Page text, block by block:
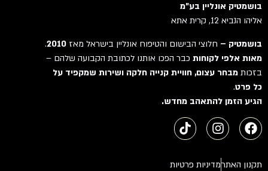
בושמטיק אונליין בע"מ
אליהו הנביא 12, קרית אתא
בושמטיק –חלוצי הבישום והטיפוח אונליין בישראל מאז2010
.
מאות אלפי לקוחותכבר הפכו אותנו לכתובת הקבועה שלהם –
בזכותמבחר עצום, חוויית קנייה חלקה ושירות שמקפיד על
כל פרט.
הגיע הזמן להתאהב מחדש.
תקנון האתרמדיניות פרטיות